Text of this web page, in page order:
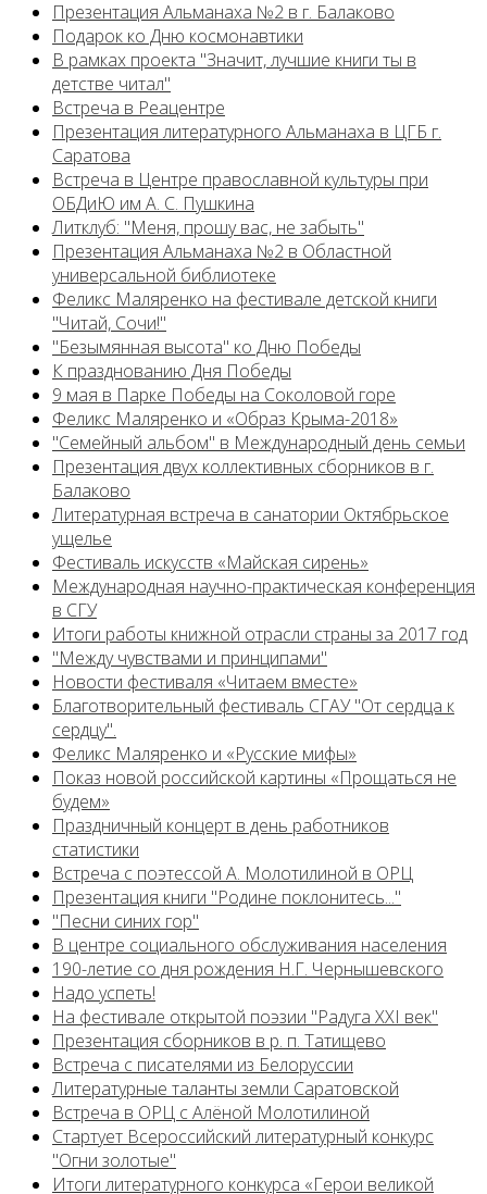
Презентация Альманаха №2 в г. Балаково
Подарок ко Дню космонавтики
В рамках проекта "Значит, лучшие книги ты в
детстве читал"
Встреча в Реацентре
Презентация литературного Альманаха в ЦГБ г.
Саратова
Встреча в Центре православной культуры при
ОБДиЮ им А. С. Пушкина
Литклуб: "Меня, прошу вас, не забыть"
Презентация Альманаха №2 в Областной
универсальной библиотеке
Феликс Маляренко на фестивале детской книги
"Читай, Сочи!"
"Безымянная высота" ко Дню Победы
К празднованию Дня Победы
9 мая в Парке Победы на Соколовой горе
Феликс Маляренко и «Образ Крыма-2018»
"Семейный альбом" в Международный день семьи
Презентация двух коллективных сборников в г.
Балаково
Литературная встреча в санатории Октябрьское
ущелье
Фестиваль искусств «Майская сирень»
Международная научно-практическая конференция
в СГУ
Итоги работы книжной отрасли страны за 2017 год
"Между чувствами и принципами"
Новости фестиваля «Читаем вместе»
Благотворительный фестиваль СГАУ "От сердца к
сердцу".
Феликс Маляренко и «Русские мифы»
Показ новой российской картины «Прощаться не
будем»
Праздничный концерт в день работников
статистики
Встреча с поэтессой А. Молотилиной в ОРЦ
Презентация книги "Родине поклонитесь..."
"Песни синих гор"
В центре социального обслуживания населения
190-летие со дня рождения Н.Г. Чернышевского
Надо успеть!
На фестивале открытой поэзии "Радуга XXI век"
Презентация сборников в р. п. Татищево
Встреча с писателями из Белоруссии
Литературные таланты земли Саратовской
Встреча в ОРЦ с Алёной Молотилиной
Cтартует Всероссийский литературный конкурс
"Огни золотые"
Итоги литературного конкурса «Герои великой